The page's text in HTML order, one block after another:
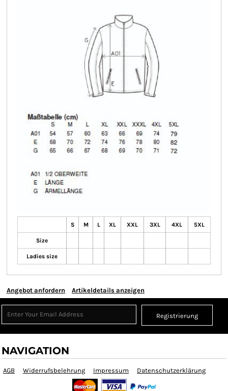
S M L XL XXL 3XL 4XL 5XL
Size
Ladies size
Angebot anfordern Artikeldetails anzeigen
Registrierung
NAVIGATION
AGB Widerrufsbelehrung Impressum Datenschutzerklärung